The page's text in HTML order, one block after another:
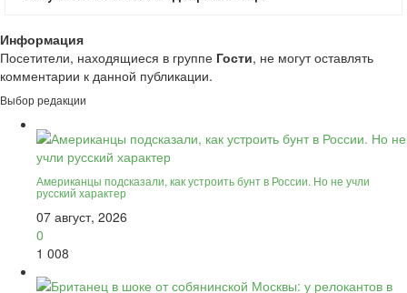
Информация
Посетители, находящиеся в группе Гости, не могут оставлять
комментарии к данной публикации.
Выбор редакции
Американцы подсказали, как устроить бунт в России. Но не учли
русский характер
07 август, 2026
0
1 008